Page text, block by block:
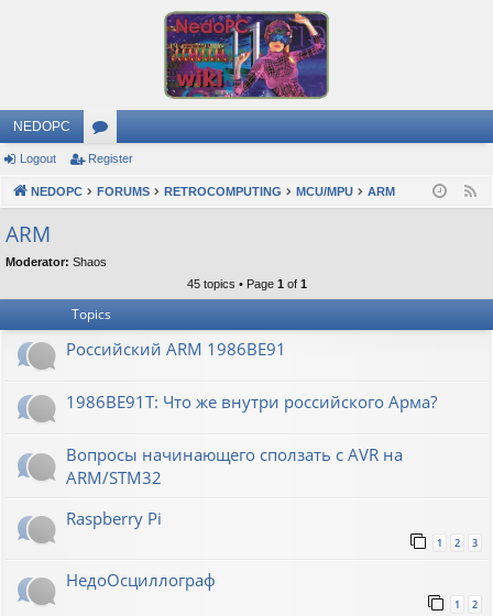
NEDOPC
or
u
s
Logout Register
NEDOPC FORUMS RETROCOMPUTING MCU/MPU ARM
ARM
Moderator: Shaos
45 topics • Page 1 of 1
Topics
Российский ARM 1986ВЕ91
1986ВЕ91Т: Что же внутри российского Арма?
Вопросы начинающего сползать с AVR на
ARM/STM32
Raspberry Pi
1 2 3
НедоОсциллограф
1 2